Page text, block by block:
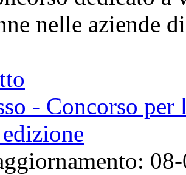
nelle aziende
- Concorso